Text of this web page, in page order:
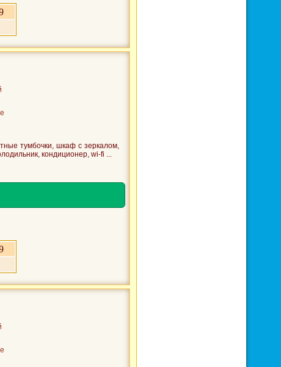
тумбочки, шкаф с зеркалом,
кондиционер, wi-fi ...